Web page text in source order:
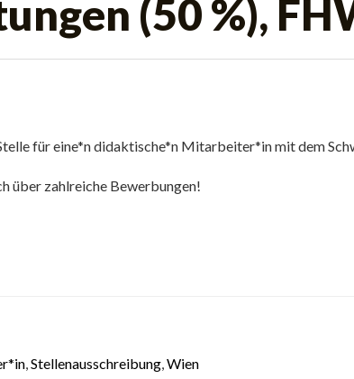
(50 %),
für eine*n didaktische*n Mitarbeiter*in mit dem
über zahlreiche Bewerbungen!
, Stellenausschreibung, Wien